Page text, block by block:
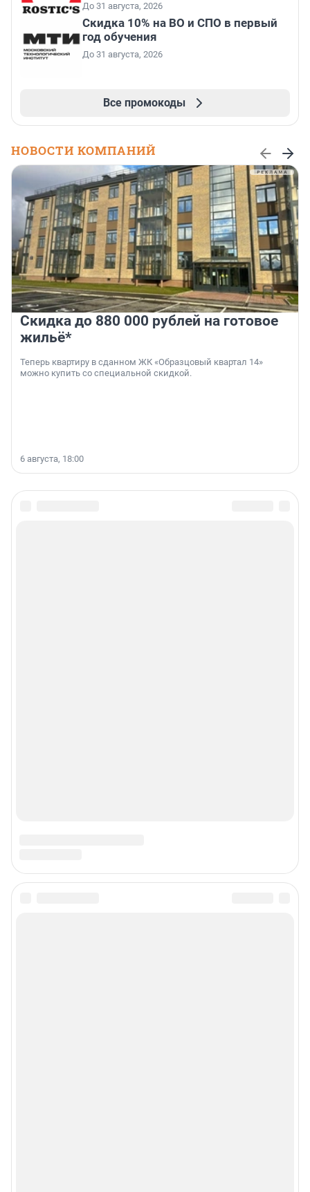
До 31 августа, 2026
Скидка 10% на ВО и СПО в первый
год обучения
До 31 августа, 2026
Все промокоды
НОВОСТИ КОМПАНИЙ
Скидка до 880 000 рублей на готовое
жильё*
Теперь квартиру в сданном ЖК «Образцовый квартал 14»
можно купить со специальной скидкой.
6 августа, 18:00